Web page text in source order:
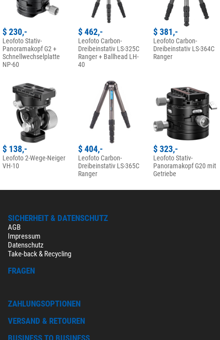
$ 230,-
Leofoto Stativ-
Panoramakopf G2 +
Schnellwechselplatte
NP-60
$ 462,-
Leofoto Carbon-
Dreibeinstativ LS-325C
Ranger + Ballhead LH-
40
$ 381,-
Leofoto Carbon-
Dreibeinstativ LS-364C
Ranger
$ 138,-
Leofoto 2-Wege-Neiger
VH-10
$ 404,-
Leofoto Carbon-
Dreibeinstativ LS-365C
Ranger
$ 323,-
Leofoto Stativ-
Panoramakopf G20 mit
Getriebe
SICHERHEIT & DATENSCHUTZ
AGB
Impressum
Datenschutz
Take-back & Recycling
FRAGEN
ZAHLUNGSOPTIONEN
VERSAND & RETOUREN